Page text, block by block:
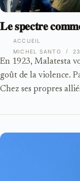
ACCUEIL
𝐋𝐞 𝐬𝐩𝐞𝐜𝐭𝐫𝐞
En 1923, Malatesta
goût de la violence.
Chez ses propres
MICHEL SANTO